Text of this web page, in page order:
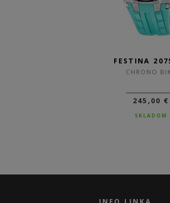
FESTINA
CHRONO
245,00 €
SKLADOM